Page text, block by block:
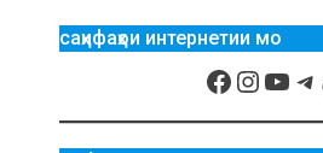
саҳифаҳои интернетии мо